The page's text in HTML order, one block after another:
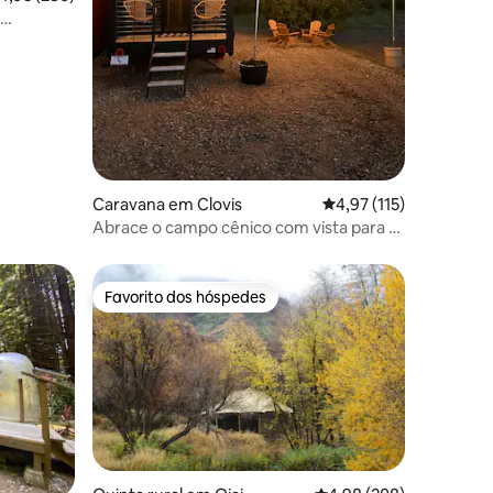
Caravana em Clovis Classificação média
4,97 (115)
Abrace o campo cênico com vista para a
Favorito dos hóspedes
Favorito dos hóspedes